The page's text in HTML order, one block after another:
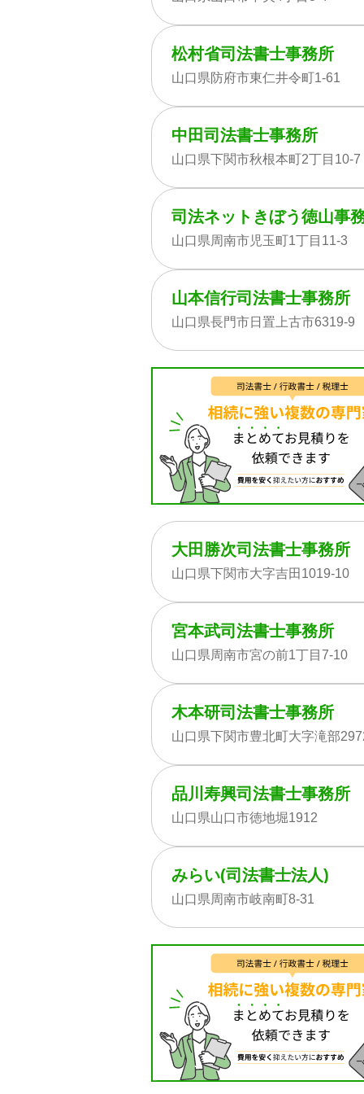
松村省司法書士事務所
山口県防府市東仁井令町1-61
中田司法書士事務所
山口県下関市秋根本町2丁目10-7
司法ネットきぼう徳山事
山口県周南市児玉町1丁目11-3
山本信行司法書士事務所
山口県長門市日置上古市6319-9
大田勝次司法書士事務所
山口県下関市大字吉田1019-10
宮本武司法書士事務所
山口県周南市宮の前1丁目7-10
木本研司法書士事務所
山口県下関市豊北町大字滝部
品川寿興司法書士事務所
山口県山口市徳地堀1912
みらい(司法書士法人)
山口県周南市岐南町8-31